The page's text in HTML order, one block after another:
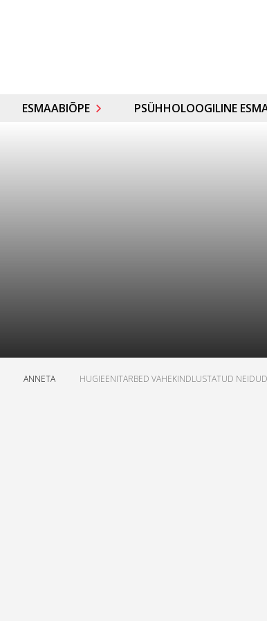
ESMAABIÕPE PSÜHHOLOOGILINE
ANNETA HUGIEENITARBED VAHEKINDLUSTATUD